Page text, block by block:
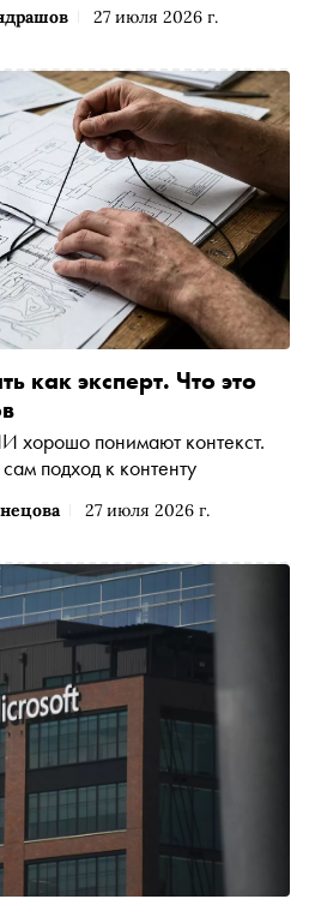
27 июля 2026 г.
27 июля 2026 г.
как эксперт. Что это
хорошо понимают контекст.
подход к контенту